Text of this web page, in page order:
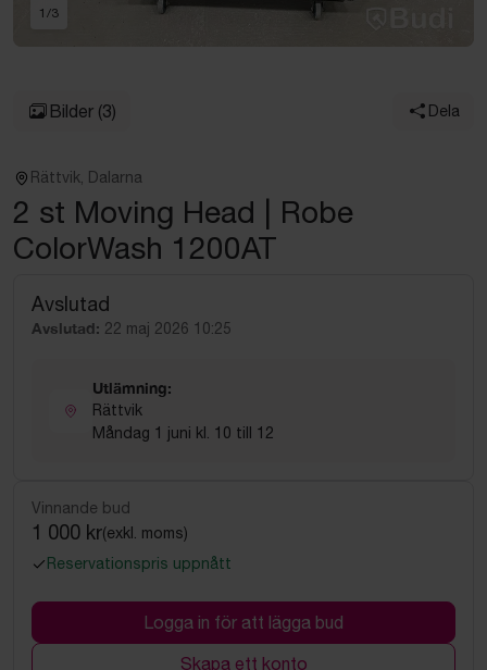
1 /3
Bilder (3) Dela
Rättvik, Dalarna
2 st Moving Head | Robe
ColorWash 1200AT
Avslutad
Avslutad: 22 maj 2026 10:25
Utlämning:
Rättvik
Måndag 1 juni kl. 10 till 12
Vinnande bud
1 000 kr(exkl. moms)
Reservationspris uppnått
Logga in för att lägga bud
Skapa ett konto